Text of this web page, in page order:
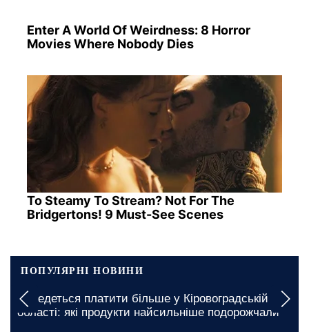
Enter A World Of Weirdness: 8 Horror
Movies Where Nobody Dies
To Steamy To Stream? Not For The
Bridgertons! 9 Must-See Scenes
ПОПУЛЯРНІ НОВИНИ
Подорожчання проїзду в Миколаївській області:
які сумі доведеться заплатити